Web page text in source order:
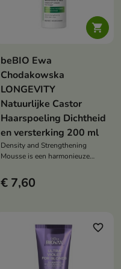

beBIO Ewa
Chodakowska
LONGEVITY
Natuurlijke Castor
Haarspoeling Dichtheid
en versterking 200 ml
Density and Strengthening
Mousse is een harmonieuze
wetenschap
€ 7,60
favorite_border